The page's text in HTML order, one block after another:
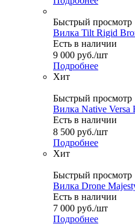
Быстрый просмотр
Вилка Tilt Rigid
Есть в наличии
9 000 руб./шт
Подробнее
Хит
Быстрый просмотр
Вилка Native Versa
Есть в наличии
8 500 руб./шт
Подробнее
Хит
Быстрый просмотр
Вилка Drone
Есть в наличии
7 000 руб./шт
Подробнее